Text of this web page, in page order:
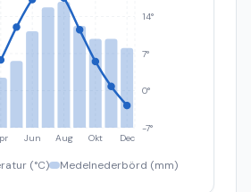
Jun Aug Okt Dec
-7°
0°
7°
14°
(°C) Medelnederbörd (mm)